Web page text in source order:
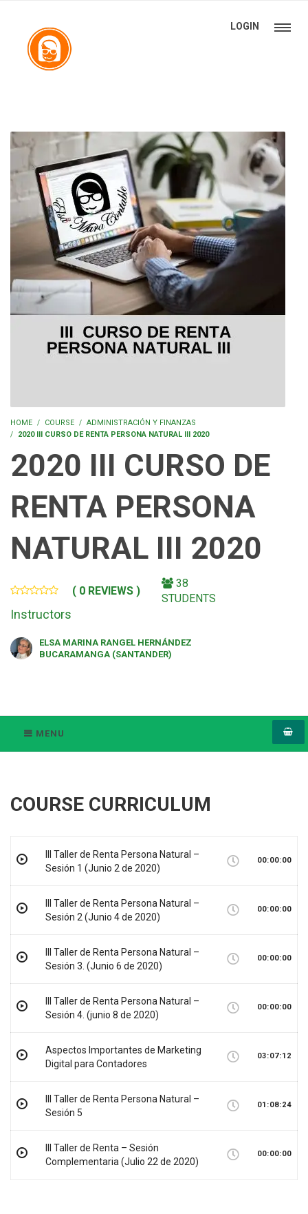
LOGIN
HOME COURSE
ADMINISTRACIÓN Y FINANZAS
2020 III CURSO DE RENTA PERSONA NATURAL III 2020
2020 III CURSO DE
RENTA PERSONA
NATURAL III 2020
( 0 REVIEWS )
38
STUDENTS
Instructors
ELSA MARINA RANGEL HERNÁNDEZ
BUCARAMANGA (SANTANDER)
MENU
COURSE CURRICULUM
III Taller de Renta Persona Natural –
Sesión 1 (Junio 2 de 2020)
00:00:00
III Taller de Renta Persona Natural –
Sesión 2 (Junio 4 de 2020)
00:00:00
III Taller de Renta Persona Natural –
Sesión 3. (Junio 6 de 2020)
00:00:00
III Taller de Renta Persona Natural –
Sesión 4. (junio 8 de 2020)
00:00:00
Aspectos Importantes de Marketing
Digital para Contadores
03:07:12
III Taller de Renta Persona Natural –
Sesión 5
01:08:24
III Taller de Renta – Sesión
Complementaria (Julio 22 de 2020)
00:00:00